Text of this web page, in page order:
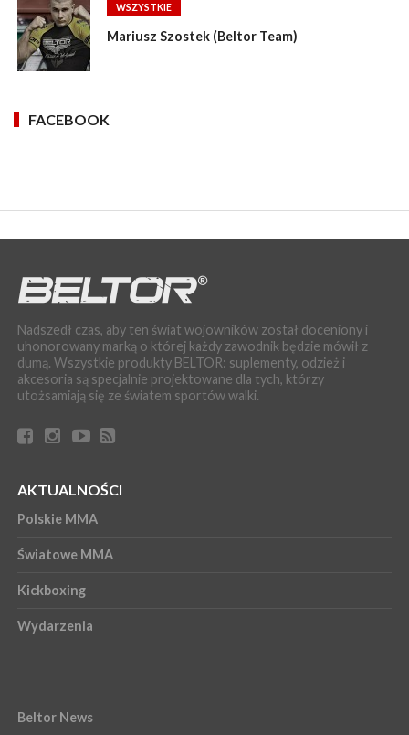
WSZYSTKIE
Mariusz Szostek (Beltor Team)
FACEBOOK
Nadszedł czas, aby ten świat wojowników został doceniony i
uhonorowany marką o której każdy zawodnik będzie mówił z
dumą. Wszystkie produkty BELTOR: suplementy, odzież i
akcesoria są specjalnie projektowane dla tych, którzy
utożsamiają się ze światem sportów walki.
AKTUALNOŚCI
Polskie MMA
Światowe MMA
Kickboxing
Wydarzenia
Beltor News